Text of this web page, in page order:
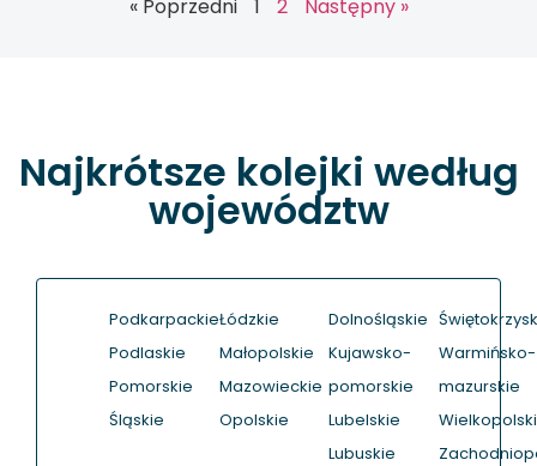
« Poprzedni 1 2 Następny »
Najkrótsze kolejki według
województw
Podkarpackie
Podlaskie
Pomorskie
Śląskie
Łódzkie
Małopolskie
Mazowieckie
Opolskie
Dolnośląskie
Kujawsko-
pomorskie
Lubelskie
Lubuskie
Warmińsko-
mazurskie